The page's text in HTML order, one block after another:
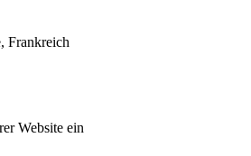
Frankreich
Website ein